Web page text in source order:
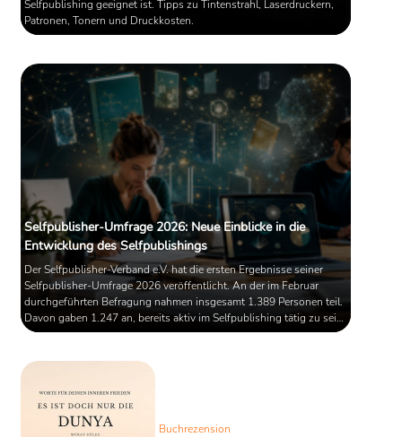
Selfpublishing geeignet ist. Tipps zu Tintenstrahl, Laserdruckern,
Patronen, Tonern und Druckkosten.
Selfpublisher-Umfrage 2026: Neue Einblicke in die
Entwicklung des Selfpublishings
Der Selfpublisher-Verband e.V. hat die ersten Ergebnisse seiner
Selfpublisher-Umfrage 2026 veröffentlicht. An der im Februar
durchgeführten Befragung nahmen insgesamt 1.389 Personen teil.
Davon gaben 1.247 an, bereits aktiv im Selfpublishing tätig zu sein.
Die Auswertung basiert ausschließlich auf den Antworten dieser
Buchrezension